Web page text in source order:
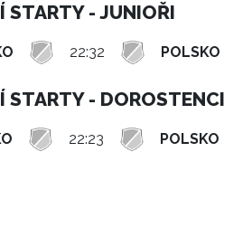
STARTY - JUNIOŘI
22:32 POLSKO
STARTY - DOROSTENCI
22:23 POLSKO